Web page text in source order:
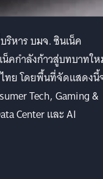
ริหาร บมจ. ซินเน็ค
น็คกำลังก้าวสู่บทบาทใ
ไทย โดยพื้นที่จัดแสดงนี้
Tech, Gaming &
Center และ AI